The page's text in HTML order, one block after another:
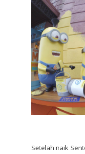
Setelah naik